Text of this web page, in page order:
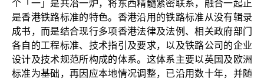
个「一」是共冶一炉，将东西精髓紧密联系，融合一起正
是香港铁路标准的特色。香港沿用的铁路标准从没有辑录
成书，而是结合现行多项香港法律及法例、相关政府部门
各自的工程标准、技术指引及要求，以及铁路公司的企业
设计及技术规范所构成的体系。这体系主要以英国及欧洲
标准为基础，再因应本地情况调整，已沿用数十年，并随